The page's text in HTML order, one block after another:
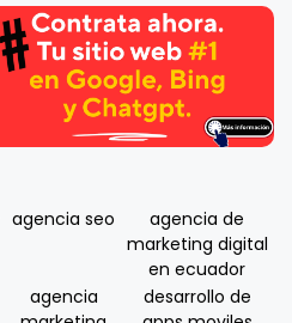
agencia seo
agencia de
marketing digital
en ecuador
agencia
desarrollo de